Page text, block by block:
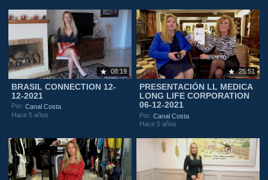
08:19
BRASIL CONNECTION 12-
12-2021
Por:Canal Costa
Hace 5 años
25:51
PRESENTACIÓN LL MEDICA
LONG LIFE CORPORATION
06-12-2021
Por:Canal Costa
Hace 5 años